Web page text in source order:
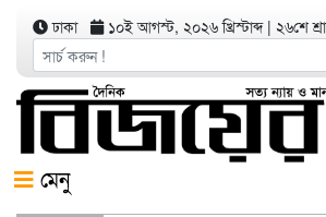
ঢাকা ১০ই আগস্ট, ২০২৬ খ্রিস্টাব্দ| ২৬শে
মেনু